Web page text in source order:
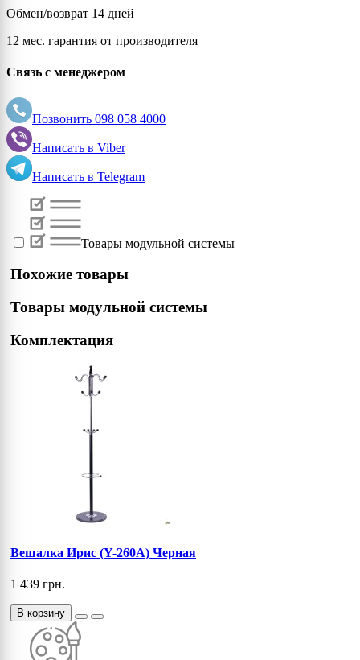
Обмен/возврат 14 дней
12 мес. гарантия от производителя
Связь с менеджером
Позвонить 098 058 4000
Написать в Viber
Написать в Telegram
Товары модульной системы
Похожие товары
Товары модульной системы
Комплектация
Вешалка Ирис (Y-260А) Черная
1 439 грн.
В корзину